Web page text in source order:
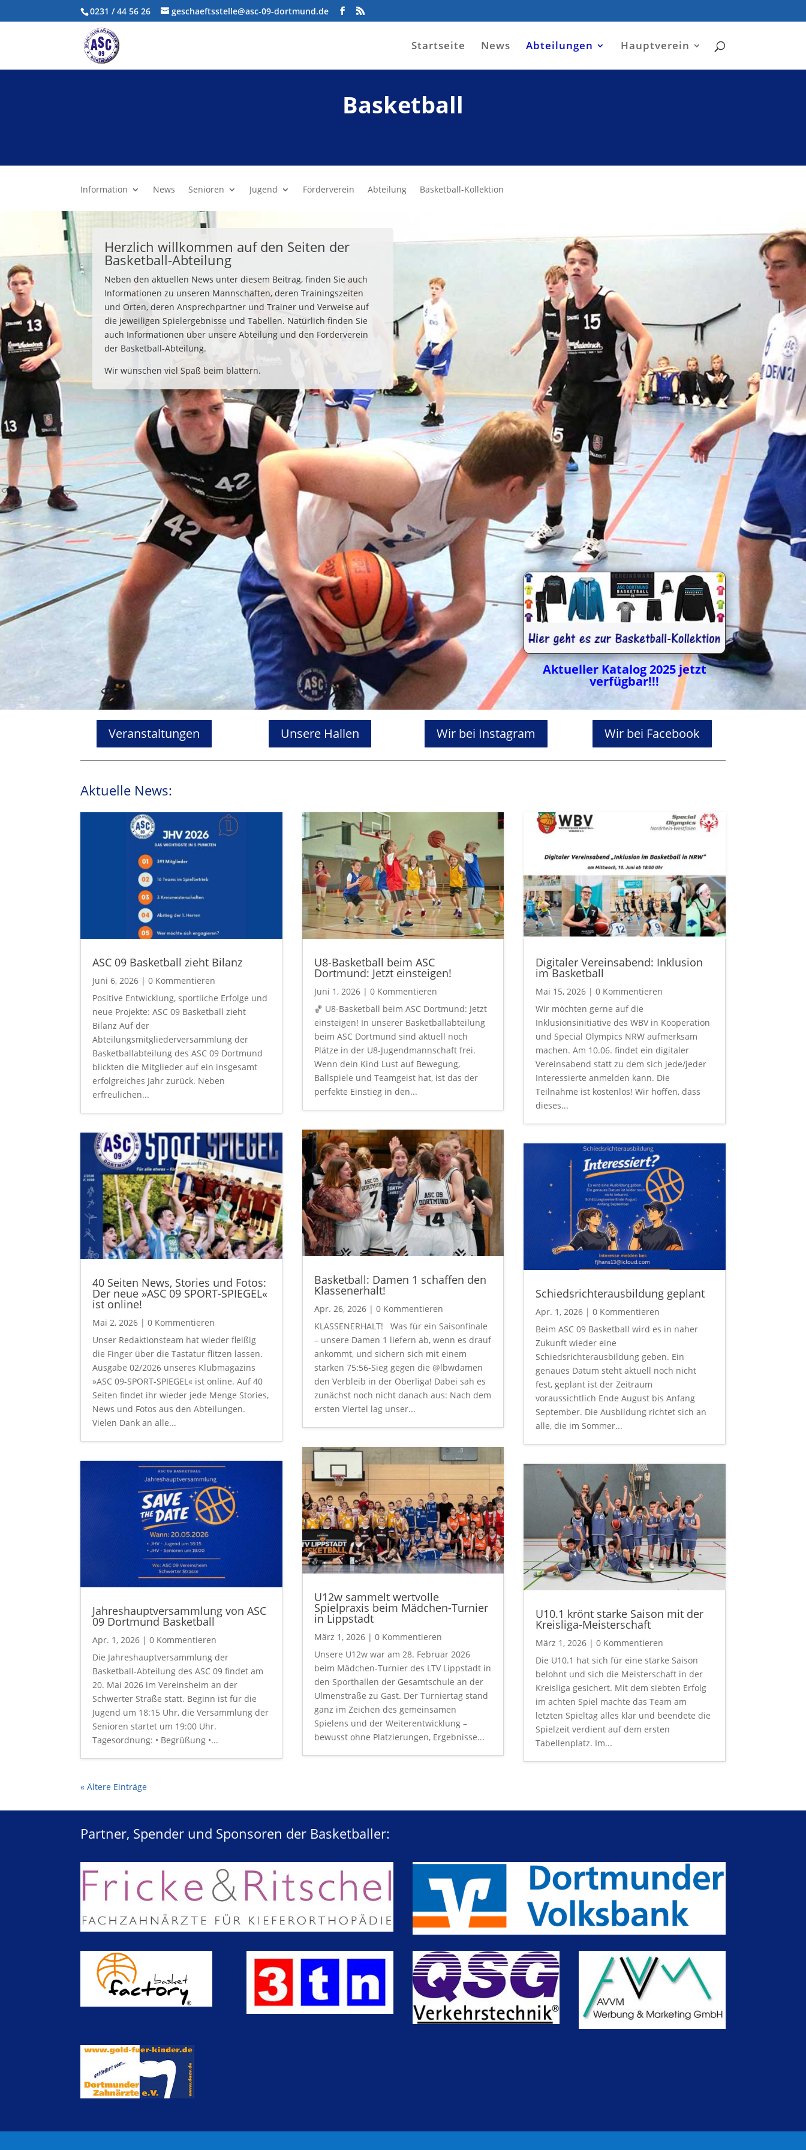
0231 / 44 56 26 geschaeftsstelle@asc-09-dortmund.de
Startseite News Abteilungen Hauptverein
Basketball
Information News Senioren Jugend Förderverein Abteilung Basketball-Kollektion
Herzlich willkommen auf den Seiten der
Basketball-Abteilung
Neben den aktuellen News unter diesem Beitrag, finden Sie auch
Informationen zu unseren Mannschaften, deren Trainingszeiten
und Orten, deren Ansprechpartner und Trainer und Verweise auf
die jeweiligen Spielergebnisse und Tabellen. Natürlich finden Sie
auch Informationen über unsere Abteilung und den Förderverein
der Basketball-Abteilung.
Wir wünschen viel Spaß beim blättern.
Aktueller Katalog 2025 jetzt
verfügbar!!!
Veranstaltungen Unsere Hallen Wir bei Instagram Wir bei Facebook
Aktuelle News:
ASC 09 Basketball zieht Bilanz
Juni 6, 2026 | 0 Kommentieren
Positive Entwicklung, sportliche Erfolge und
neue Projekte: ASC 09 Basketball zieht
Bilanz Auf der
Abteilungsmitgliederversammlung der
Basketballabteilung des ASC 09 Dortmund
blickten die Mitglieder auf ein insgesamt
erfolgreiches Jahr zurück. Neben
erfreulichen...
40 Seiten News, Stories und Fotos:
Der neue »ASC 09 SPORT-SPIEGEL«
ist online!
Mai 2, 2026 | 0 Kommentieren
Unser Redaktionsteam hat wieder fleißig
die Finger über die Tastatur flitzen lassen.
Ausgabe 02/2026 unseres Klubmagazins
»ASC 09-SPORT-SPIEGEL« ist online. Auf 40
Seiten findet ihr wieder jede Menge Stories,
News und Fotos aus den Abteilungen.
Vielen Dank an alle...
Jahreshauptversammlung von ASC
09 Dortmund Basketball
Apr. 1, 2026 | 0 Kommentieren
Die Jahreshauptversammlung der
Basketball-Abteilung des ASC 09 findet am
20. Mai 2026 im Vereinsheim an der
Schwerter Straße statt. Beginn ist für die
Jugend um 18:15 Uhr, die Versammlung der
Senioren startet um 19:00 Uhr.
Tagesordnung: • Begrüßung •...
U8-Basketball beim ASC
Dortmund: Jetzt einsteigen!
Juni 1, 2026| 0 Kommentieren
🏀 U8-Basketball beim ASC Dortmund: Jetzt
einsteigen! In unserer Basketballabteilung
beim ASC Dortmund sind aktuell noch
Plätze in der U8-Jugendmannschaft frei.
Wenn dein Kind Lust auf Bewegung,
Ballspiele und Teamgeist hat, ist das der
perfekte Einstieg in den...
Basketball: Damen 1 schaffen den
Klassenerhalt!
Apr. 26, 2026| 0 Kommentieren
KLASSENERHALT! Was für ein Saisonfinale
– unsere Damen 1 liefern ab, wenn es drauf
ankommt, und sichern sich mit einem
starken 75:56-Sieg gegen die @lbwdamen
den Verbleib in der Oberliga! Dabei sah es
zunächst noch nicht danach aus: Nach dem
ersten Viertel lag unser...
U12w sammelt wertvolle
Spielpraxis beim Mädchen-Turnier
in Lippstadt
März 1, 2026| 0 Kommentieren
Unsere U12w war am 28. Februar 2026
beim Mädchen-Turnier des LTV Lippstadt in
den Sporthallen der Gesamtschule an der
Ulmenstraße zu Gast. Der Turniertag stand
ganz im Zeichen des gemeinsamen
Spielens und der Weiterentwicklung –
bewusst ohne Platzierungen, Ergebnisse...
Digitaler Vereinsabend: Inklusion
im Basketball
Mai 15, 2026| 0 Kommentieren
Wir möchten gerne auf die
Inklusionsinitiative des WBV in Kooperation
und Special Olympics NRW aufmerksam
machen. Am 10.06. findet ein digitaler
Vereinsabend statt zu dem sich jede/jeder
Interessierte anmelden kann. Die
Teilnahme ist kostenlos! Wir hoffen, dass
dieses...
Schiedsrichterausbildung geplant
Apr. 1, 2026| 0 Kommentieren
Beim ASC 09 Basketball wird es in naher
Zukunft wieder eine
Schiedsrichterausbildung geben. Ein
genaues Datum steht aktuell noch nicht
fest, geplant ist der Zeitraum
voraussichtlich Ende August bis Anfang
September. Die Ausbildung richtet sich an
alle, die im Sommer...
U10.1 krönt starke Saison mit der
Kreisliga-Meisterschaft
März 1, 2026| 0 Kommentieren
Die U10.1 hat sich für eine starke Saison
belohnt und sich die Meisterschaft in der
Kreisliga gesichert. Mit dem siebten Erfolg
im achten Spiel machte das Team am
letzten Spieltag alles klar und beendete die
Spielzeit verdient auf dem ersten
Tabellenplatz. Im...
« Ältere Einträge
Partner, Spender und Sponsoren der Basketballer: